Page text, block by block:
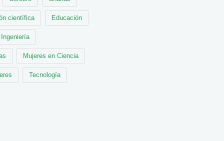
científica Educación
Ingeniería
Mujeres en Ciencia
Tecnología